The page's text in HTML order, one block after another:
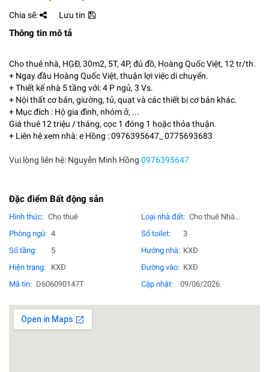
Chia sẽ: Lưu tin
Thông tin mô tả
Cho thuê nhà, HGĐ, 30m2, 5T, 4P, đủ đồ, Hoàng Quốc Việt, 12 tr/th.
+ Ngay đầu Hoàng Quốc Việt, thuận lợi việc di chuyển.
+ Thiết kế nhà 5 tầng với: 4 P ngủ, 3 Vs.
+ Nội thất cơ bản, giường, tủ, quạt và các thiết bị cơ bản khác.
+ Mục đích : Hộ gia đình, nhóm ở, ...
Giá thuê 12 triệu / tháng, cọc 1 đóng 1 hoặc thỏa thuận.
+ Liên hệ xem nhà: e Hồng : 0976395647_ 0775693683
Vui lòng liên hệ: Nguyễn Minh Hồng 0976395647
Đặc điểm Bất động sản
Hình thức: Cho thuê Loại nhà đất: Cho thuê Nhà
Phòng ngủ: 4 Số toilet:
3
Số tầng:
5 Hướng nhà: KXĐ
Hiện trạng:
KXĐ Đường vào: KXĐ
Mã tin: D606090147T Cập nhật: 09/06/2026